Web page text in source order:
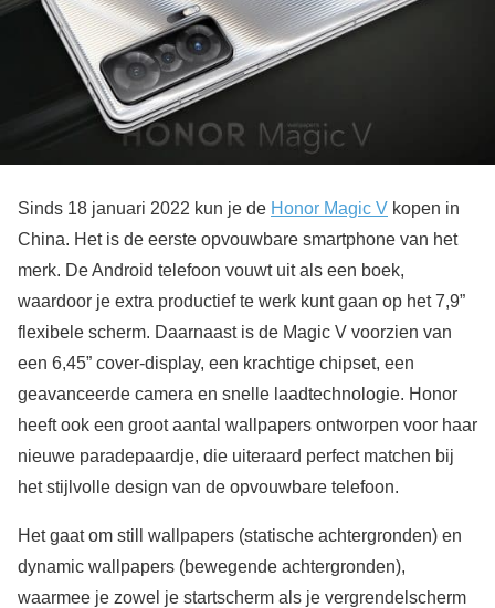
Sinds 18 januari 2022 kun je de Honor Magic V kopen in
China. Het is de eerste opvouwbare smartphone van het
merk. De Android telefoon vouwt uit als een boek,
waardoor je extra productief te werk kunt gaan op het 7,9”
flexibele scherm. Daarnaast is de Magic V voorzien van
een 6,45” cover-display, een krachtige chipset, een
geavanceerde camera en snelle laadtechnologie. Honor
heeft ook een groot aantal wallpapers ontworpen voor haar
nieuwe paradepaardje, die uiteraard perfect matchen bij
het stijlvolle design van de opvouwbare telefoon.
Het gaat om still wallpapers (statische achtergronden) en
dynamic wallpapers (bewegende achtergronden),
waarmee je zowel je startscherm als je vergrendelscherm